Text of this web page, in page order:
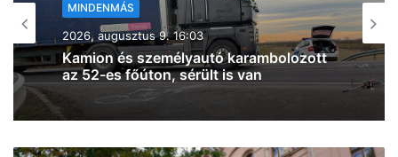
MINDENMÁS
2026, augusztus 9. 15:07
Íme a részletek az algyői tüzekről, két
helyen is oltani kell – frissítve! (fotók)